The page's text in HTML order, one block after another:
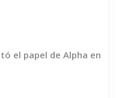
el papel de Alpha en